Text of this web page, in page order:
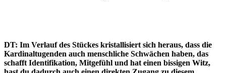
DT: Im Verlauf des Stückes kristallisiert sich heraus, dass die
Kardinaltugenden auch menschliche Schwächen haben, das
schafft Identifikation, Mitgefühl und hat einen bissigen Witz,